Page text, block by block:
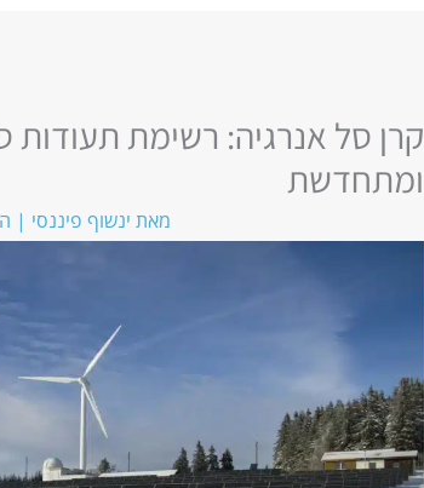
קרן סל אנרגיה: רשימת תעודות
ומתחדשת
מאת ינשוף פיננסי |